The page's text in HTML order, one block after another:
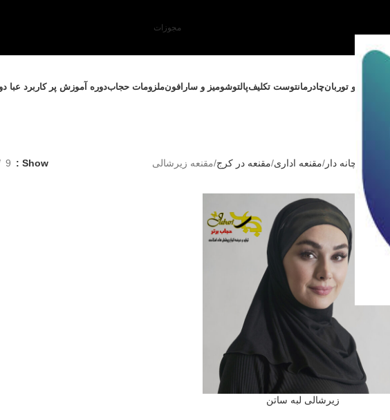
مجوزات
روسری و توربانچادر مانتوست تکلیفپالتوشومیز و سارافونملزومات حجابدوره آموزش پر کاربرد عبا
مقنعه چانه دار مقنعه اداری مقنعه در کرج مقنعه زیرشالی Show
9
زیرشالی لبه ساتن